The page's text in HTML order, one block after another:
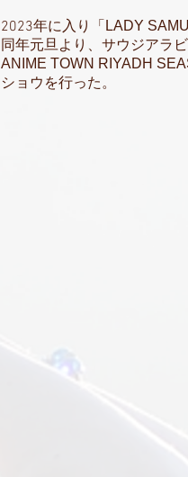
2023年に入り「 LADY
同年元旦より、サウジアラ
ANIME TOWN RIYADH
ショウを行った。